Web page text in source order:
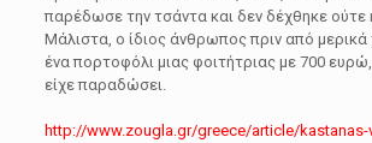
παρέδωσε την τσάντα και δεν δέχθηκε ούτε
Μάλιστα, ο ίδιος άνθρωπος πριν από μερικά
ένα πορτοφόλι μιας φοιτήτριας με 700
είχε παραδώσει.
http://www.zougla.gr/greece/article/kastanas-